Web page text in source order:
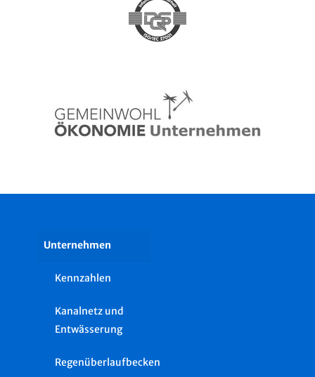
Unternehmen
Kennzahlen
Kanalnetz und
Entwässerung
Regenüberlaufbecken